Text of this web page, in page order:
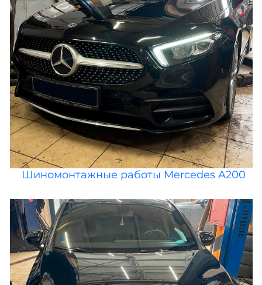
Шиномонтажные работы Mercedes A200